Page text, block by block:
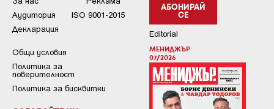
АБОНИРАЙ
СЕ
Editorial
МЕНИДЖЪР
07/2026
Аудитория
ISO 9001-2015
Декларация
Общи условия
Пoлитикa зa
пoвepитeлнocт
Политика за бисквитки